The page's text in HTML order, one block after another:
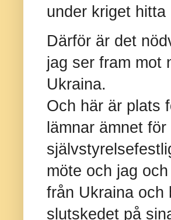
under kriget
Därför är det
jag ser fram mot
Ukraina.
Och här är plats
lämnar ämnet
möte och jag
från Ukraina och
slutskedet på